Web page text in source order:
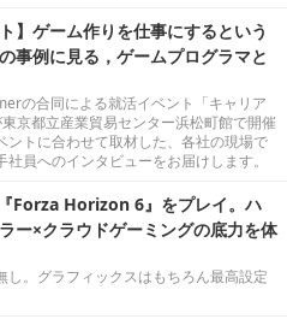
】ゲーム作りを仕事にするという
事例に見る，ゲームプログラマと
の合同による就活イベント「キャリア
京都立産業貿易センター浜松町館で開催
ントに合わせて取材した、各社の現場で
員へのインタビューをお届けします。
Forza Horizon 6』をプレイ。ハ
ー×クラウドゲーミングの底力を体
し。グラフィックスはもちろん最高設定